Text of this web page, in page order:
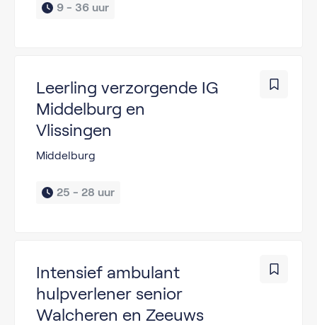
9 - 36 uur
Leerling verzorgende IG
Middelburg en
Vlissingen
Middelburg
25 - 28 uur
Intensief ambulant
hulpverlener senior
Walcheren en Zeeuws